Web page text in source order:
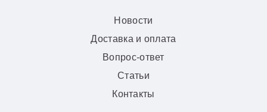
Новости
Доставка и оплата
Вопрос-ответ
Статьи
Контакты